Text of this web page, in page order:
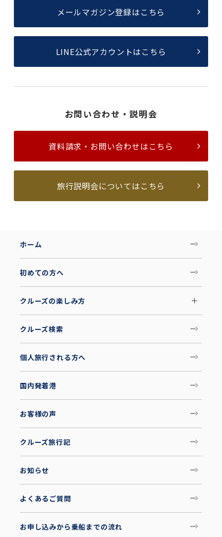
メールマガジン登録はこちら
LINE公式アカウントはこちら
お問い合わせ・説明会
資料請求・お問い合わせはこちら
旅行説明会についてはこちら
ホーム
初めての方へ
クルーズの楽しみ方
クルーズ検索
個人旅行される方へ
国内発着港
お客様の声
クルーズ旅行記
お知らせ
よくあるご質問
お申し込みから乗船までの流れ